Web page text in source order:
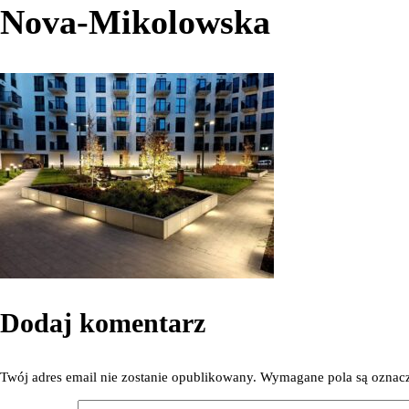
Nova-Mikolowska
Dodaj komentarz
Twój adres email nie zostanie opublikowany. Wymagane pola są